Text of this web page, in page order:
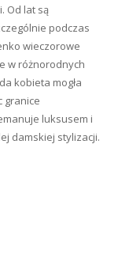
Od lat są
podczas
wieczorowe
w różnorodnych
kobieta mogła
granice
luksusem i
damskiej stylizacji.